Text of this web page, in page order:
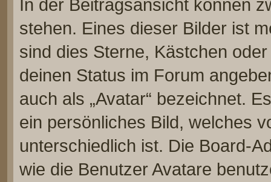
In der Beitragsansicht können
stehen. Eines dieser Bilder ist
sind dies Sterne, Kästchen
deinen Status im Forum
auch als „Avatar“ bezeichnet.
ein persönliches Bild, welches
unterschiedlich ist. Die Board-
wie die Benutzer Avatare